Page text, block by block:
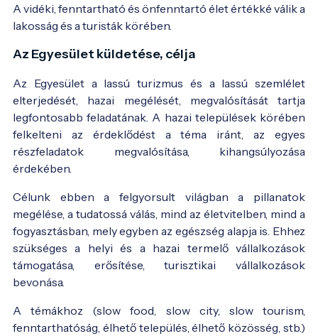
A vidéki, fenntartható és önfenntartó élet értékké válik a
lakosság és a turisták körében.
Az Egyesület küldetése, célja
Az Egyesület a lassú turizmus és a lassú szemlélet
elterjedését, hazai megélését, megvalósítását tartja
legfontosabb feladatának. A hazai települések körében
felkelteni az érdeklődést a téma iránt, az egyes
részfeladatok megvalósítása, kihangsúlyozása
érdekében.
Célunk ebben a felgyorsult világban a pillanatok
megélése, a tudatossá válás, mind az életvitelben, mind a
fogyasztásban, mely egyben az egészség alapja is. Ehhez
szükséges a helyi és a hazai termelő vállalkozások
támogatása, erősítése, turisztikai vállalkozások
bevonása.
A témákhoz (slow food, slow city, slow tourism,
fenntarthatóság, élhető település, élhető közösség, stb.)